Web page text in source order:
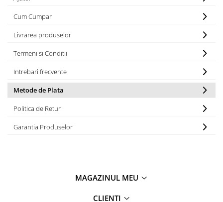
Cum Cumpar
Livrarea produselor
Termeni si Conditii
Intrebari frecvente
Metode de Plata
Politica de Retur
Garantia Produselor
MAGAZINUL MEU
CLIENTI